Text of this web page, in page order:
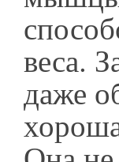
веса.
даже